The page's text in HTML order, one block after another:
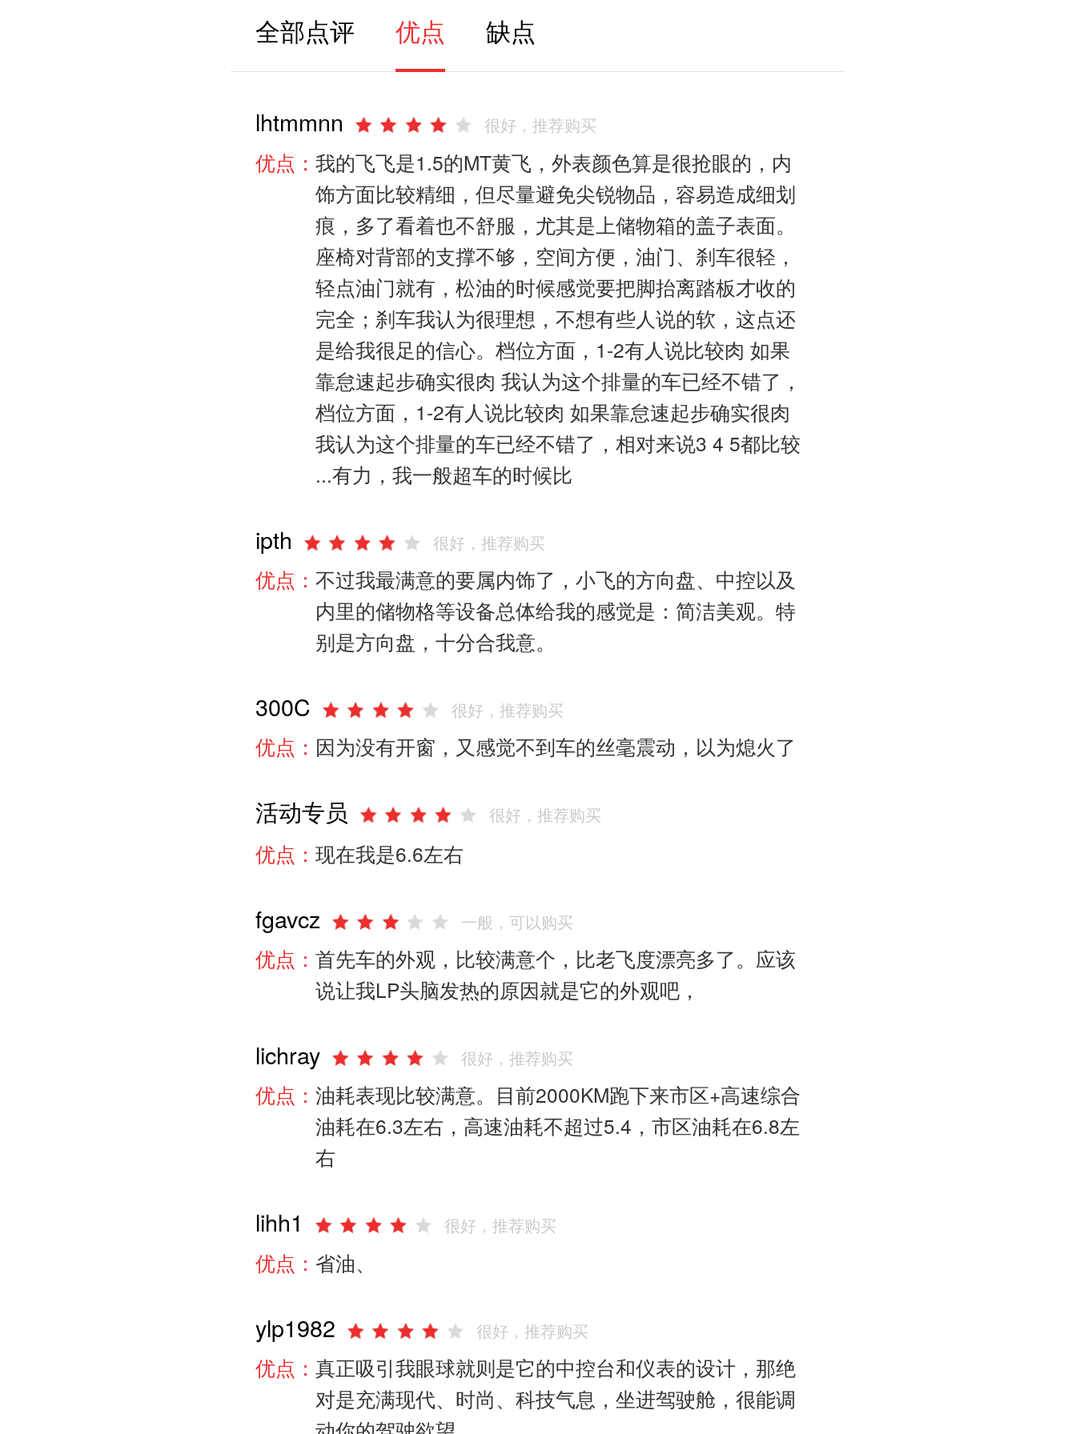
全部点评 优点 缺点
lhtmmnn 很好，推荐购买
优点： 我的飞飞是1.5的MT黄飞，外表颜色算是很抢眼的，内
饰方面比较精细，但尽量避免尖锐物品，容易造成细划
痕，多了看着也不舒服，尤其是上储物箱的盖子表面。
座椅对背部的支撑不够，空间方便，油门、刹车很轻，
轻点油门就有，松油的时候感觉要把脚抬离踏板才收的
完全；刹车我认为很理想，不想有些人说的软，这点还
是给我很足的信心。档位方面，1-2有人说比较肉 如果
靠怠速起步确实很肉 我认为这个排量的车已经不错了，
档位方面，1-2有人说比较肉 如果靠怠速起步确实很肉
我认为这个排量的车已经不错了，相对来说3 4 5都比较
有力，我一般超车的时候比
...
ipth 很好，推荐购买
优点： 不过我最满意的要属内饰了，小飞的方向盘、中控以及
内里的储物格等设备总体给我的感觉是：简洁美观。特
别是方向盘，十分合我意。
300C 很好，推荐购买
优点： 因为没有开窗，又感觉不到车的丝毫震动，以为熄火了
活动专员 很好，推荐购买
优点： 现在我是6.6左右
fgavcz 一般，可以购买
优点： 首先车的外观，比较满意个，比老飞度漂亮多了。应该
说让我LP头脑发热的原因就是它的外观吧，
lichray 很好，推荐购买
优点： 油耗表现比较满意。目前2000KM跑下来市区+高速综合
油耗在6.3左右，高速油耗不超过5.4，市区油耗在6.8左
右
lihh1 很好，推荐购买
优点： 省油、
ylp1982 很好，推荐购买
优点： 真正吸引我眼球就则是它的中控台和仪表的设计，那绝
对是充满现代、时尚、科技气息，坐进驾驶舱，很能调